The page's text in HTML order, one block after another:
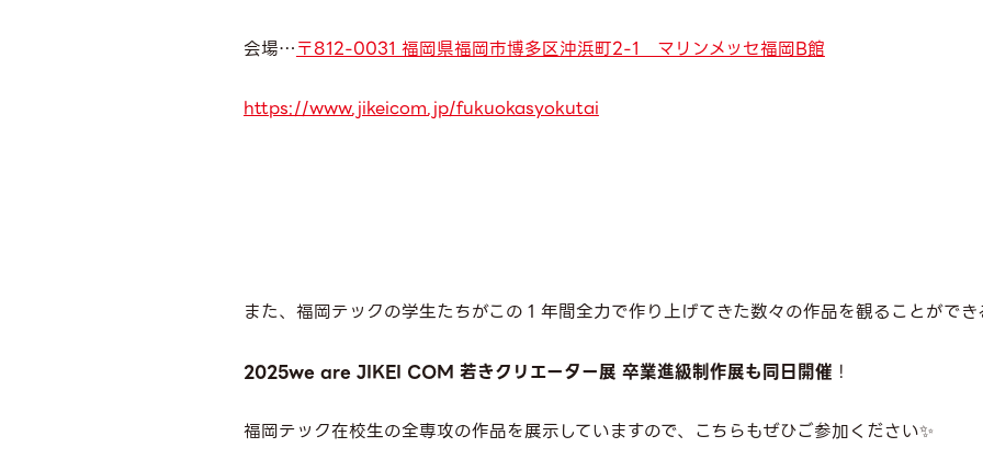
会場…〒812-0031 福岡県福岡市博多区沖浜町2-1 マリンメッセ福岡B館
https://www.jikeicom.jp/fukuokasyokutai
また、福岡テックの学生たちがこの１年間全力で作り上げてきた数々の作品を観ることができ
2025we are JIKEI COM 若きクリエーター展 卒業進級制作展も同日開催 ！
福岡テック在校生の全専攻の作品を展示していますので、こちらもぜひご参加ください✨